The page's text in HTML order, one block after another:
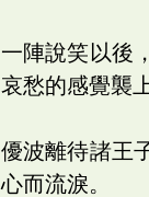
一陣說笑以後
哀愁的感覺襲
優波離待諸王
心而流淚。